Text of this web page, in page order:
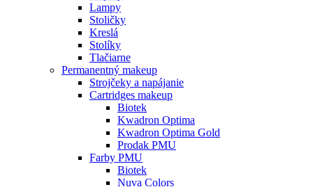
Lampy
Stoličky
Kreslá
Stolíky
Tlačiarne
Permanentný makeup
Strojčeky a napájanie
Cartridges makeup
Biotek
Kwadron Optima
Kwadron Optima Gold
Prodak PMU
Farby PMU
Biotek
Nuva Colors